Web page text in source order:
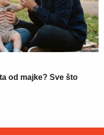
od majke? Sve što